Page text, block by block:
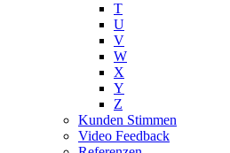
T
U
V
W
X
Y
Z
Kunden Stimmen
Video Feedback